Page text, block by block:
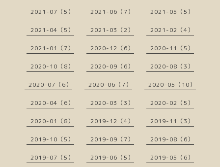
2021-07（5） 2021-06（7） 2021-05（5）
2021-04（5） 2021-03（2） 2021-02（4）
2021-01（7） 2020-12（6） 2020-11（5）
2020-10（8） 2020-09（6） 2020-08（3）
2020-07（6） 2020-06（7） 2020-05（10）
2020-04（6） 2020-03（3） 2020-02（5）
2020-01（8） 2019-12（4） 2019-11（3）
2019-10（5） 2019-09（7） 2019-08（6）
2019-07（5） 2019-06（5） 2019-05（6）